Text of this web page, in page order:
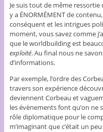
Je suis tout de même
y a ÉNORMÉMENT de
conséquent et les intrigues
moment, vous savez comme
que le worldbuilding est
exploité. Au final nous ne
d’informations.
Par exemple, l’ordre des
travers son expérience
deviennent Corbeau et
les évènements font qu’on
rôle diplomatique pour le
m’imaginant que c’était un